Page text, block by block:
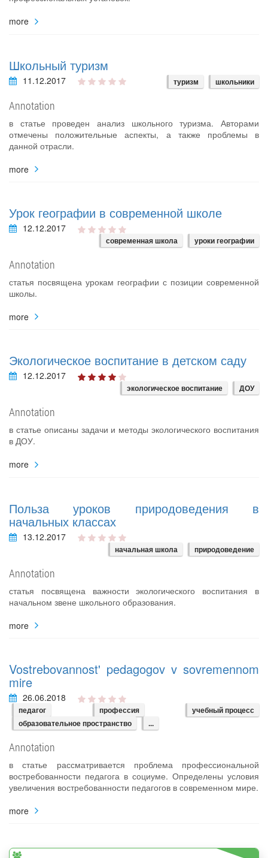
more
Школьный туризм
11.12.2017 туризм школьники
Annotation
в статье проведен анализ школьного туризма. Авторами
отмечены положительные аспекты, а также проблемы в
данной отрасли.
more
Урок географии в современной школе
12.12.2017
современная школа уроки географии
Annotation
статья посвящена урокам географии с позиции современной
школы.
more
Экологическое воспитание в детском саду
12.12.2017
экологическое воспитание ДОУ
Annotation
в статье описаны задачи и методы экологического воспитания
в ДОУ.
more
Польза уроков природоведения в
начальных классах
13.12.2017
начальная школа природоведение
Annotation
статья посвящена важности экологического воспитания в
начальном звене школьного образования.
more
Vostrebovannost' pedagogov v sovremennom
mire
26.06.2018
педагог профессия
учебный процесс
образовательное пространство
...
Annotation
в статье рассматривается проблема профессиональной
востребованности педагога в социуме. Определены условия
увеличения востребованности педагогов в современном мире.
more